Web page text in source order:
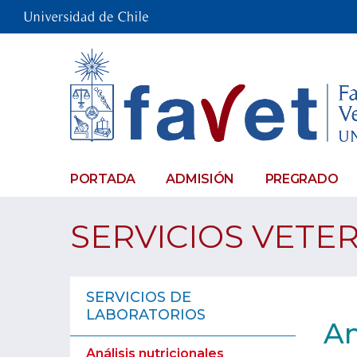
PORTADA ADMISIÓN PREGRADO
SERVICIOS
SERVICIOS DE
LABORATORIOS
Análisis nutricionales